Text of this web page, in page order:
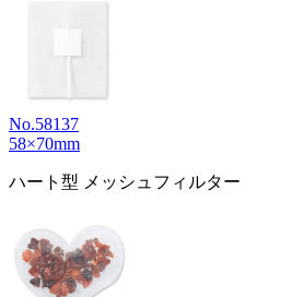
No.58137
58×70mm
ハート型 メッシュフィルター